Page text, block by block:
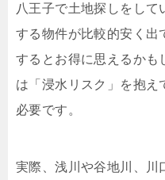
八王子で土地探しをし
する物件が比較的安く出
するとお得に思えるかも
は「浸水リスク」を抱え
必要です。
実際、浅川や谷地川、川